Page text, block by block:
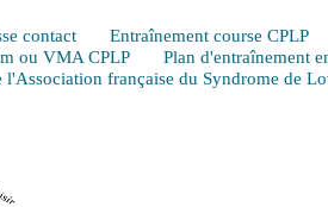
contact
Entraînement course CPLP
ou VMA CPLP
Plan d'entraînement
l'Association française du Syndrome de